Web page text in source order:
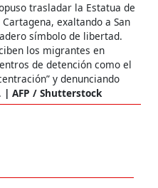
trasladar la Estatua de
exaltando a San
símbolo de libertad.
los migrantes en
de detención como el
y denunciando
AFP / Shutterstock